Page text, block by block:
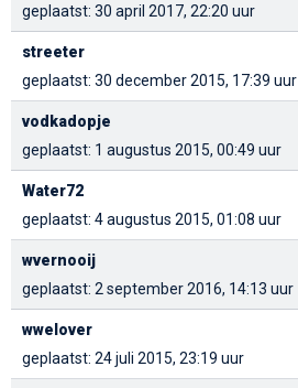
geplaatst: 30 april 2017, 22:20 uur
streeter
geplaatst: 30 december 2015, 17:39 uur
vodkadopje
geplaatst: 1 augustus 2015, 00:49 uur
Water72
geplaatst: 4 augustus 2015, 01:08 uur
wvernooij
geplaatst: 2 september 2016, 14:13 uur
wwelover
geplaatst: 24 juli 2015, 23:19 uur